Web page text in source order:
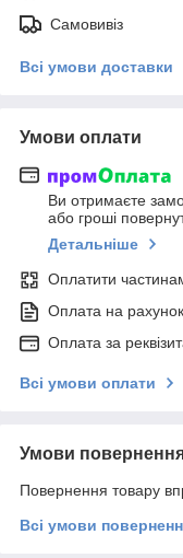
Самовивіз
Всі умови доставки
Умови оплати
Ви отримаєте
або гроші
Детальніше
Оплатити
Оплата на рахунок
Оплата за
Всі умови оплати
Умови
Повернення товару
Всі умови